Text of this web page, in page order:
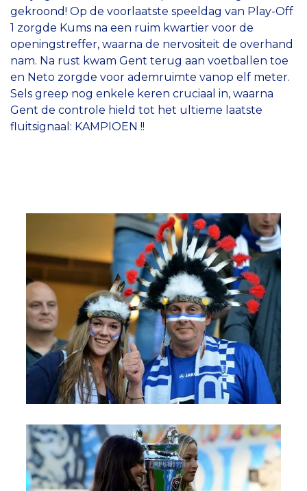
gekroond! Op de voorlaatste speeldag van Play-Off
1 zorgde Kums na een ruim kwartier voor de
openingstreffer, waarna de nervositeit de overhand
nam. Na rust kwam Gent terug aan voetballen toe
en Neto zorgde voor ademruimte vanop elf meter.
Sels greep nog enkele keren cruciaal in, waarna
Gent de controle hield tot het ultieme laatste
fluitsignaal: KAMPIOEN !!